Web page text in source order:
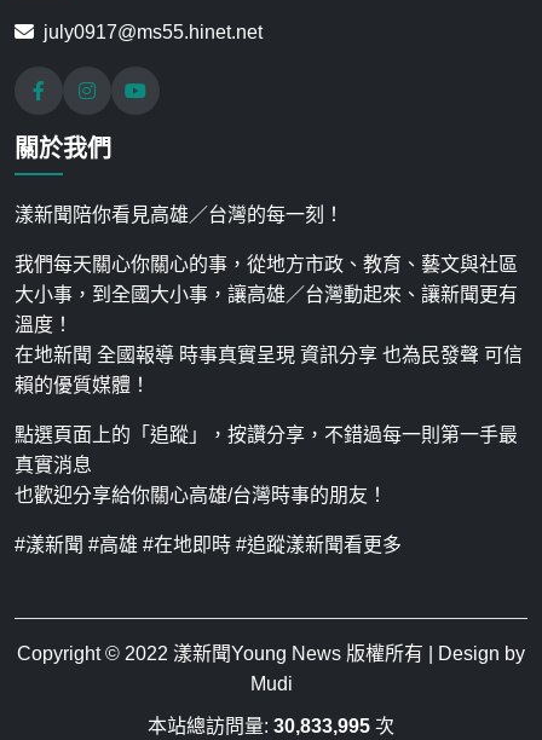
july0917@ms55.hinet.net
關於我們
漾新聞陪你看見高雄／台灣的每一刻！
我們每天關心你關心的事，從地方市政、教育、藝文與社區
大小事，到全國大小事，讓高雄／台灣動起來、讓新聞更有
溫度！
在地新聞 全國報導 時事真實呈現 資訊分享 也為民發聲 可信
賴的優質媒體！
點選頁面上的「追蹤」，按讚分享，不錯過每一則第一手最
真實消息
也歡迎分享給你關心高雄/台灣時事的朋友！
#漾新聞 #高雄 #在地即時 #追蹤漾新聞看更多
Copyright © 2022 漾新聞Young News 版權所有 | Design by
Mudi
本站總訪問量: 30,833,995 次